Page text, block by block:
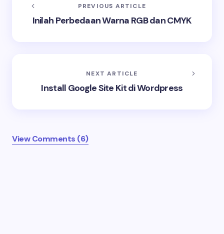
PREVIOUS ARTICLE
Inilah Perbedaan Warna RGB dan CMYK
NEXT ARTICLE
Install Google Site Kit di Wordpress
View Comments (6)